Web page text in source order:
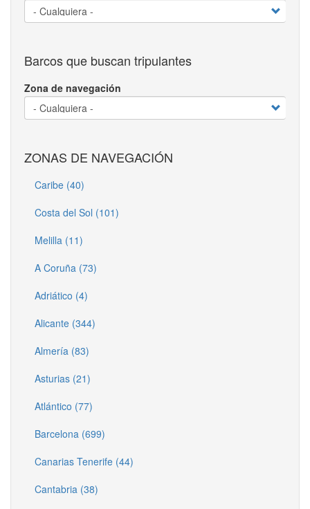
Barcos que buscan tripulantes
Zona de navegación
ZONAS DE NAVEGACIÓN
Caribe (40)
Costa del Sol (101)
Melilla (11)
A Coruña (73)
Adriático (4)
Alicante (344)
Almería (83)
Asturias (21)
Atlántico (77)
Barcelona (699)
Canarias Tenerife (44)
Cantabria (38)